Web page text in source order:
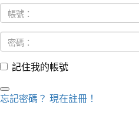
記住我的帳號
忘記密碼？ 現在註冊！